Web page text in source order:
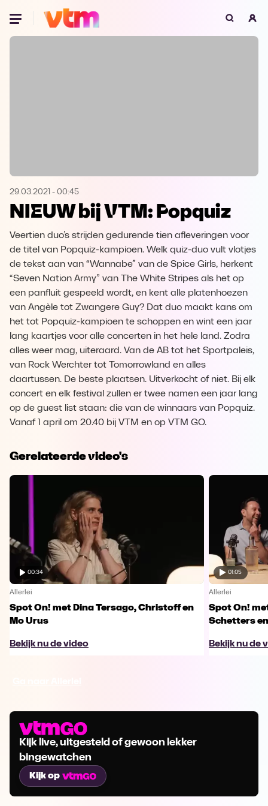
Oeps, browser niet ondersteund
Microsoft Edge Download
Opera Download
29.03.2021 - 00:45
NIEUW bij VTM: Popquiz
Veertien duo’s strijden gedurende tien afleveringen voor
de titel van Popquiz-kampioen. Welk quiz-duo vult vlotjes
de tekst aan van “Wannabe” van de Spice Girls, herkent
“Seven Nation Army” van The White Stripes als het op
een panfluit gespeeld wordt, en kent alle platenhoezen
van Angèle tot Zwangere Guy? Dat duo maakt kans om
het tot Popquiz-kampioen te schoppen en wint een jaar
lang kaartjes voor alle concerten in het hele land. Zodra
alles weer mag, uiteraard. Van de AB tot het Sportpaleis,
van Rock Werchter tot Tomorrowland en alles
daartussen. De beste plaatsen. Uitverkocht of niet. Bij elk
concert en elk festival zullen er twee namen een jaar lang
op de guest list staan: die van de winnaars van Popquiz.
Vanaf 1 april om 20.40 bij VTM en op VTM GO.
Gerelateerde video's
00:34
Allerlei
Spot On! met Dina Tersago, Christoff en
Mo Urus
Bekijk nu de video
01:05
Allerlei
Spot On!
Schetters
Bekijk nu de
Kijk live, uitgesteld of gewoon lekker
bingewatchen
Kijk op